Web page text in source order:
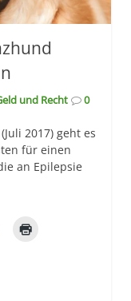
und Recht 0
2017) geht es
für einen
an Epilepsie